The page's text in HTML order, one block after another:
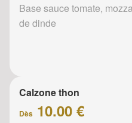
Base sauce tomate,
de dinde
Calzone thon
Dès 10.00 €